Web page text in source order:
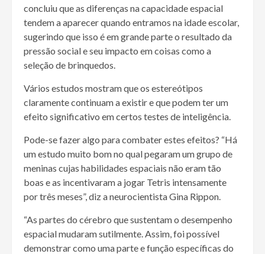
concluiu que as diferenças na capacidade espacial
tendem a aparecer quando entramos na idade escolar,
sugerindo que isso é em grande parte o resultado da
pressão social e seu impacto em coisas como a
seleção de brinquedos.
Vários estudos mostram que os estereótipos
claramente continuam a existir e que podem ter um
efeito significativo em certos testes de inteligência.
Pode-se fazer algo para combater estes efeitos? “Há
um estudo muito bom no qual pegaram um grupo de
meninas cujas habilidades espaciais não eram tão
boas e as incentivaram a jogar Tetris intensamente
por três meses”, diz a neurocientista Gina Rippon.
“As partes do cérebro que sustentam o desempenho
espacial mudaram sutilmente. Assim, foi possível
demonstrar como uma parte e função específicas do